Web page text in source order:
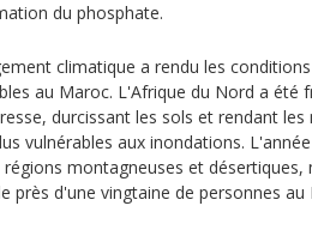
du phosphate.
climatique a rendu les
au Maroc. L'Afrique du Nord a été
durcissant les sols et rendant
vulnérables aux inondations.
régions montagneuses et
près d'une vingtaine de personnes au